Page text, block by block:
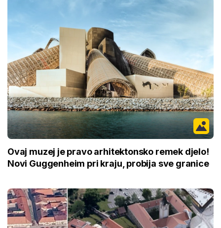
Ovaj muzej je pravo arhitektonsko remek djelo!
Novi Guggenheim pri kraju, probija sve granice